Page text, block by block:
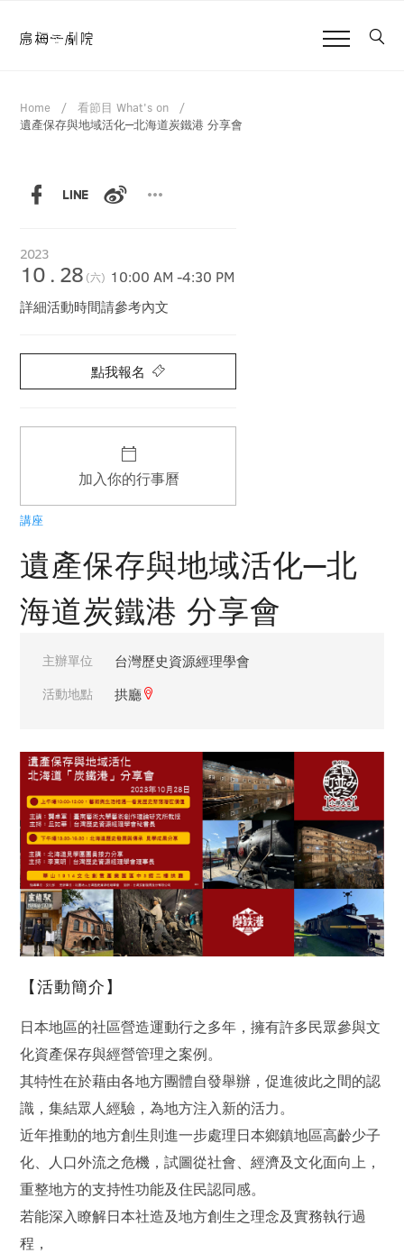
Home
看節目 What's on
遺產保存與地域活化─北海道炭鐵港 分享會
2023
10 . 28 (六) 10:00 AM-4:30 PM
詳細活動時間請參考內文
加入你的行事曆
講座
遺產保存與地域活化─北
海道炭鐵港 分享會
主辦單位 台灣歷史資源經理學會
活動地點 拱廳
【活動簡介】
日本地區的社區營造運動行之多年，擁有許多民眾參與文
化資產保存與經營管理之案例。
其特性在於藉由各地方團體自發舉辦，促進彼此之間的認
識，集結眾人經驗，為地方注入新的活力。
近年推動的地方創生則進一步處理日本鄉鎮地區高齡少子
化、人口外流之危機，試圖從社會、經濟及文化面向上，
重整地方的支持性功能及住民認同感。
若能深入瞭解日本社造及地方創生之理念及實務執行過
程，